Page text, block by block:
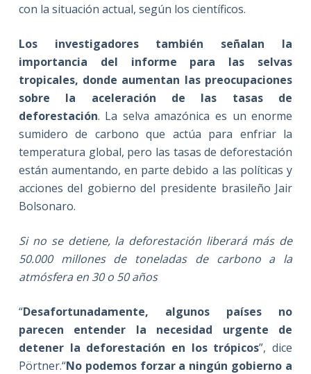
con la situación actual, según los científicos.
Los investigadores también señalan la
importancia del informe para las selvas
tropicales, donde aumentan las preocupaciones
sobre la aceleración de las tasas de
deforestación. La selva amazónica es un enorme
sumidero de carbono que actúa para enfriar la
temperatura global, pero las tasas de deforestación
están aumentando, en parte debido a las políticas y
acciones del gobierno del presidente brasileño Jair
Bolsonaro.
Si no se detiene, la deforestación liberará más de
50.000 millones de toneladas de carbono a la
atmósfera en 30 o 50 años
“Desafortunadamente, algunos países no
parecen entender la necesidad urgente de
detener la deforestación en los trópicos”, dice
Pörtner.“No podemos forzar a ningún gobierno a